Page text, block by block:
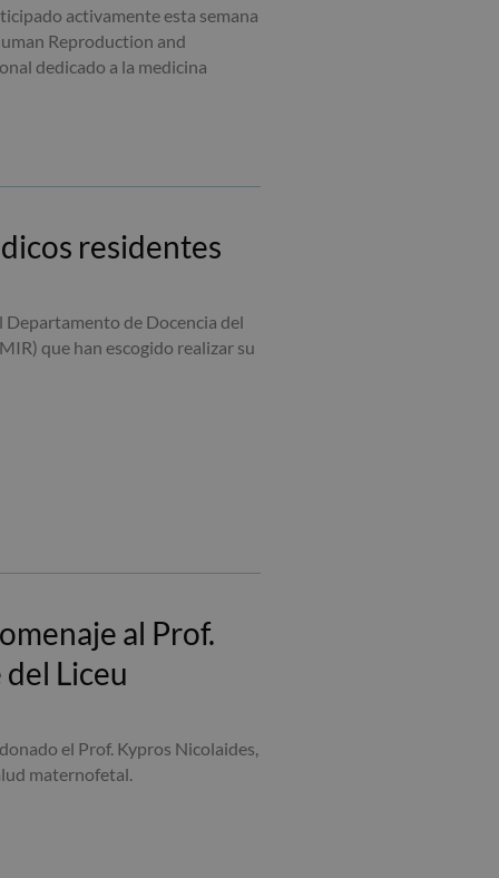
activamente esta semana
Reproduction and
dedicado a la medicina
residentes
Departamento de Docencia del
que han escogido realizar su
al Prof.
Liceu
el Prof. Kypros Nicolaides,
maternofetal.